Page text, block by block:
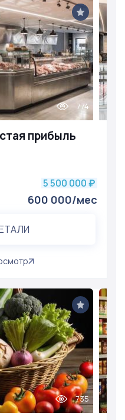
прибыль
774
5 500 000 ₽
600 000/мес
735